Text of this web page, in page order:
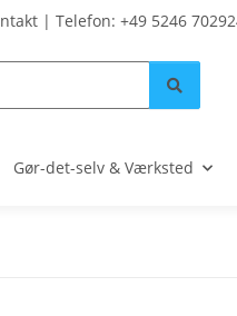
| Telefon: +49 5246
Gør-det-selv & Værksted